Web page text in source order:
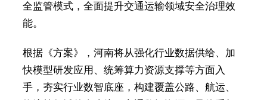
全监管模式，全面提升交通运输领域安全治理效
能。
根据《方案》，河南将从强化行业数据供给、加
快模型研发应用、统筹算力资源支撑等方面入
手，夯实行业数智底座，构建覆盖公路、航运、